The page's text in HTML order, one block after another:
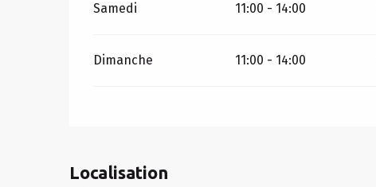
Samedi 11:00 - 14:00
Dimanche 11:00 - 14:00
Localisation